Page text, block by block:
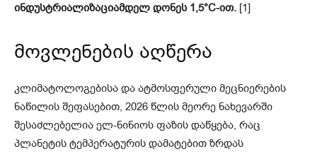
ინდუსტრიალიზაციამდელ დონეს 1,5°C-ით. [1]
მოვლენების აღწერა
კლიმატოლოგებისა და ატმოსფერული მეცნიერების
ნაწილის შეფასებით, 2026 წლის მეორე ნახევარში
შესაძლებელია ელ-ნინიოს ფაზის დაწყება, რაც
პლანეტის ტემპერატურის დამატებით ზრდას